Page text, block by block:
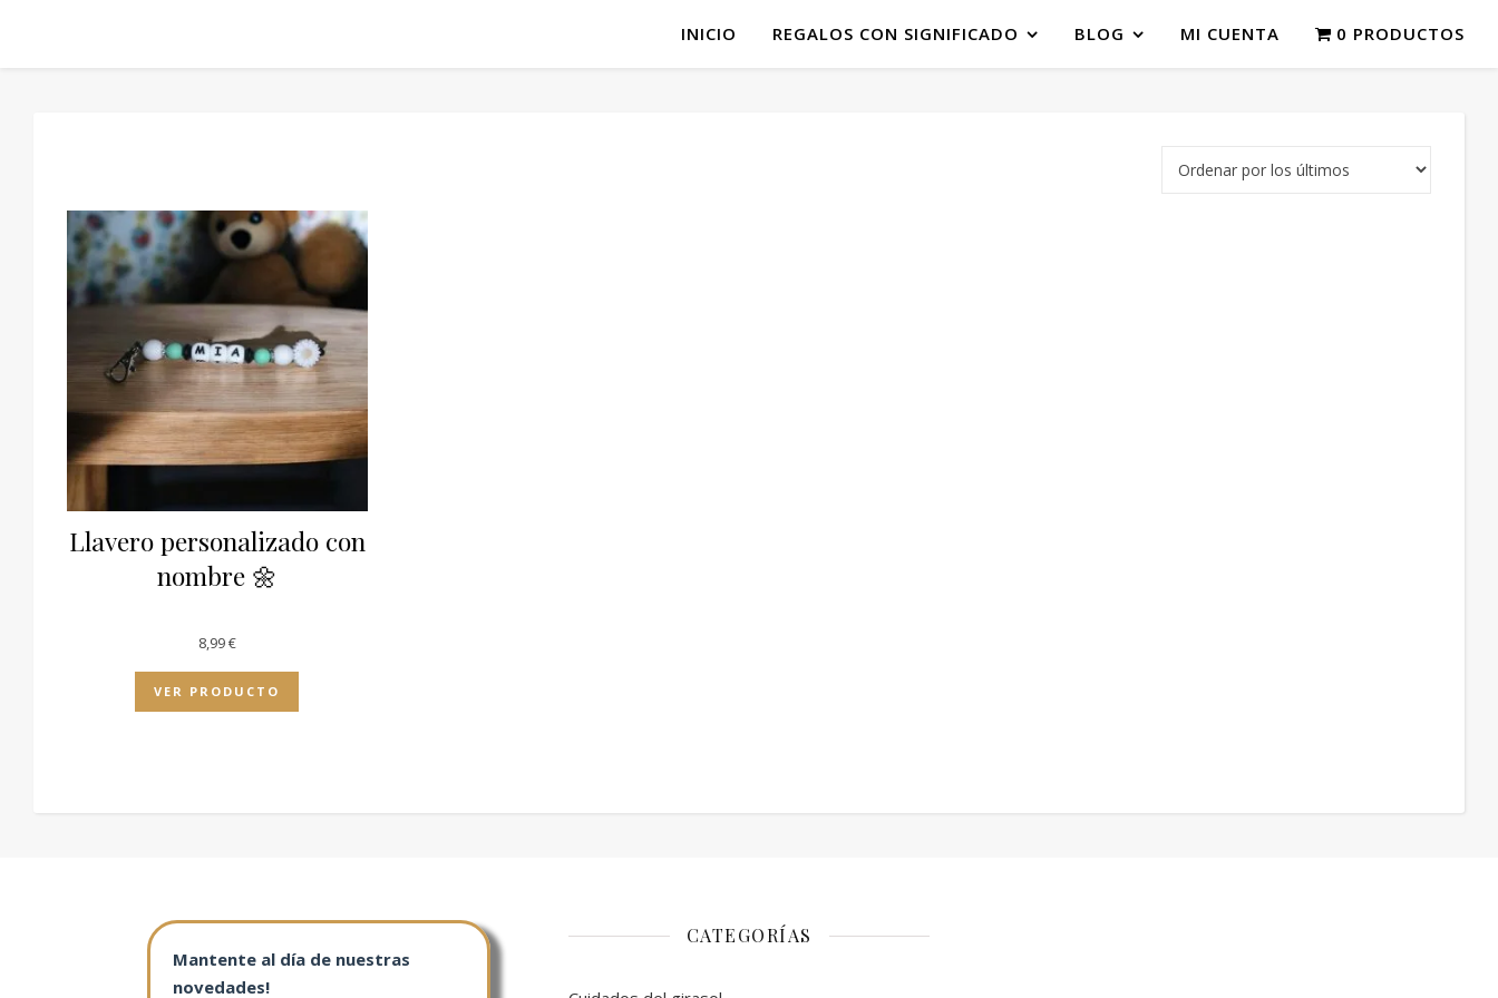
INICIO REGALOS CON SIGNIFICADO BLOG MI CUENTA 0 PRODUCTOS
Llavero personalizado con
nombre 🌼
8,99€
VER PRODUCTO
Mantente al día de nuestras
novedades!
CATEGORÍAS